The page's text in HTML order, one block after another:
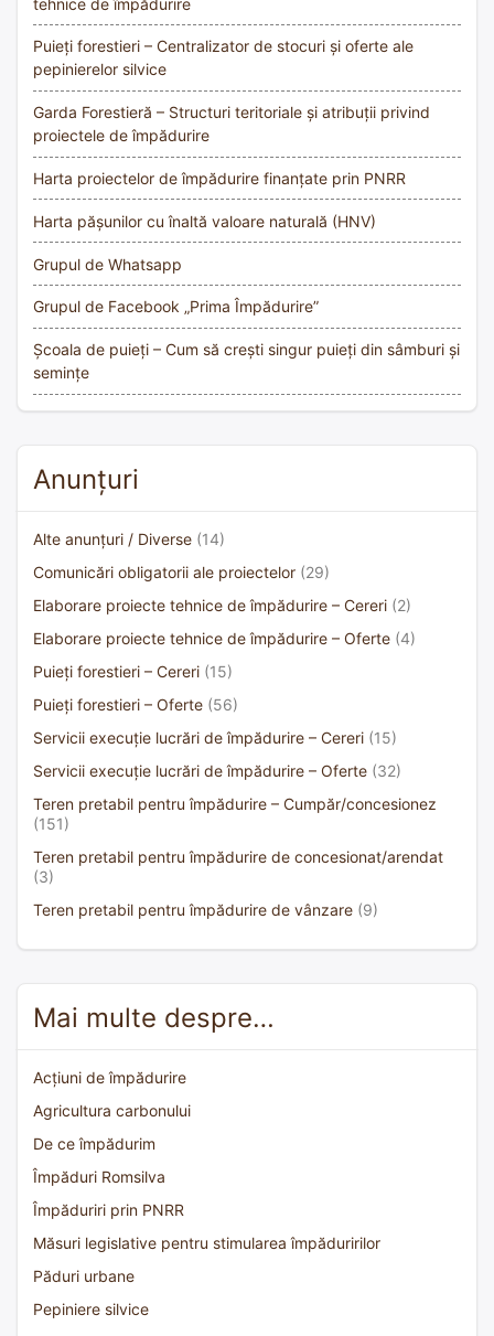
Puieți forestieri – Centralizator de stocuri și oferte ale
pepinierelor silvice
Garda Forestieră – Structuri teritoriale și atribuții privind
proiectele de împădurire
Harta proiectelor de împădurire finanțate prin PNRR
Harta pășunilor cu înaltă valoare naturală (HNV)
Grupul de Whatsapp
Grupul de Facebook „Prima Împădurire”
Școala de puieți – Cum să crești singur puieți din sâmburi și
semințe
Anunțuri
Alte anunțuri / Diverse (14)
Comunicări obligatorii ale proiectelor (29)
Elaborare proiecte tehnice de împădurire – Cereri (2)
Elaborare proiecte tehnice de împădurire – Oferte (4)
Puieți forestieri – Cereri (15)
Puieți forestieri – Oferte (56)
Servicii execuție lucrări de împădurire – Cereri (15)
Servicii execuție lucrări de împădurire – Oferte (32)
Teren pretabil pentru împădurire – Cumpăr/concesionez
(151)
Teren pretabil pentru împădurire de concesionat/arendat
(3)
Teren pretabil pentru împădurire de vânzare (9)
Mai multe despre…
Acțiuni de împădurire
Agricultura carbonului
De ce împădurim
Împăduri Romsilva
Împăduriri prin PNRR
Măsuri legislative pentru stimularea împăduririlor
Păduri urbane
Pepiniere silvice